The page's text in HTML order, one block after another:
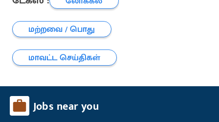
மற்றவை / பொது
மாவட்ட செய்திகள்
Jobs near you